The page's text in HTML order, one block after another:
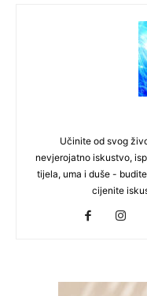
Učinite od svog
nevjerojatno iskustvo,
tijela, uma i duše -
cijenite